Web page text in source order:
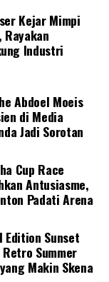
Kejar Mimpi
Industri
Abdoel Moeis
di Media
Jadi Sorotan
Cup Race
Antusiasme,
Padati Arena
Edition Sunset
Summer
Makin Skena